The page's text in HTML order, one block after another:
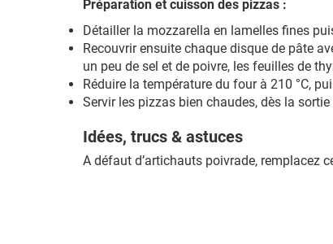
Préparation et cuisson des pizzas :
Détailler la mozzarella en lamelles fines
Recouvrir ensuite chaque disque de pâte
un peu de sel et de poivre, les feuilles de
Réduire la température du four à 210 °C,
Servir les pizzas bien chaudes, dès la sortie
Idées, trucs & astuces
A défaut d’artichauts poivrade, remplacez